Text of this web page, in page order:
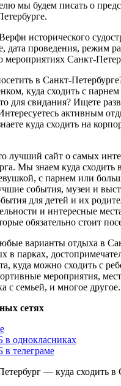
мы будем писать о
исторического
дата проведения, режим
мероприятиях Санкт-
в Санкт-
куда сходить с
для свидания? Ищете
активным
куда сходить на
лучший сайт о самых
Мы знаем куда сходить
с парнем или
события, музеи и
для детей и их
и интересные
обязательно стоит
варианты отдыха в
в парках,
куда можно сходить с
мероприятия,
с семьей, и многое другое.
сетях
однокласниках
телеграме
— куда сходить в